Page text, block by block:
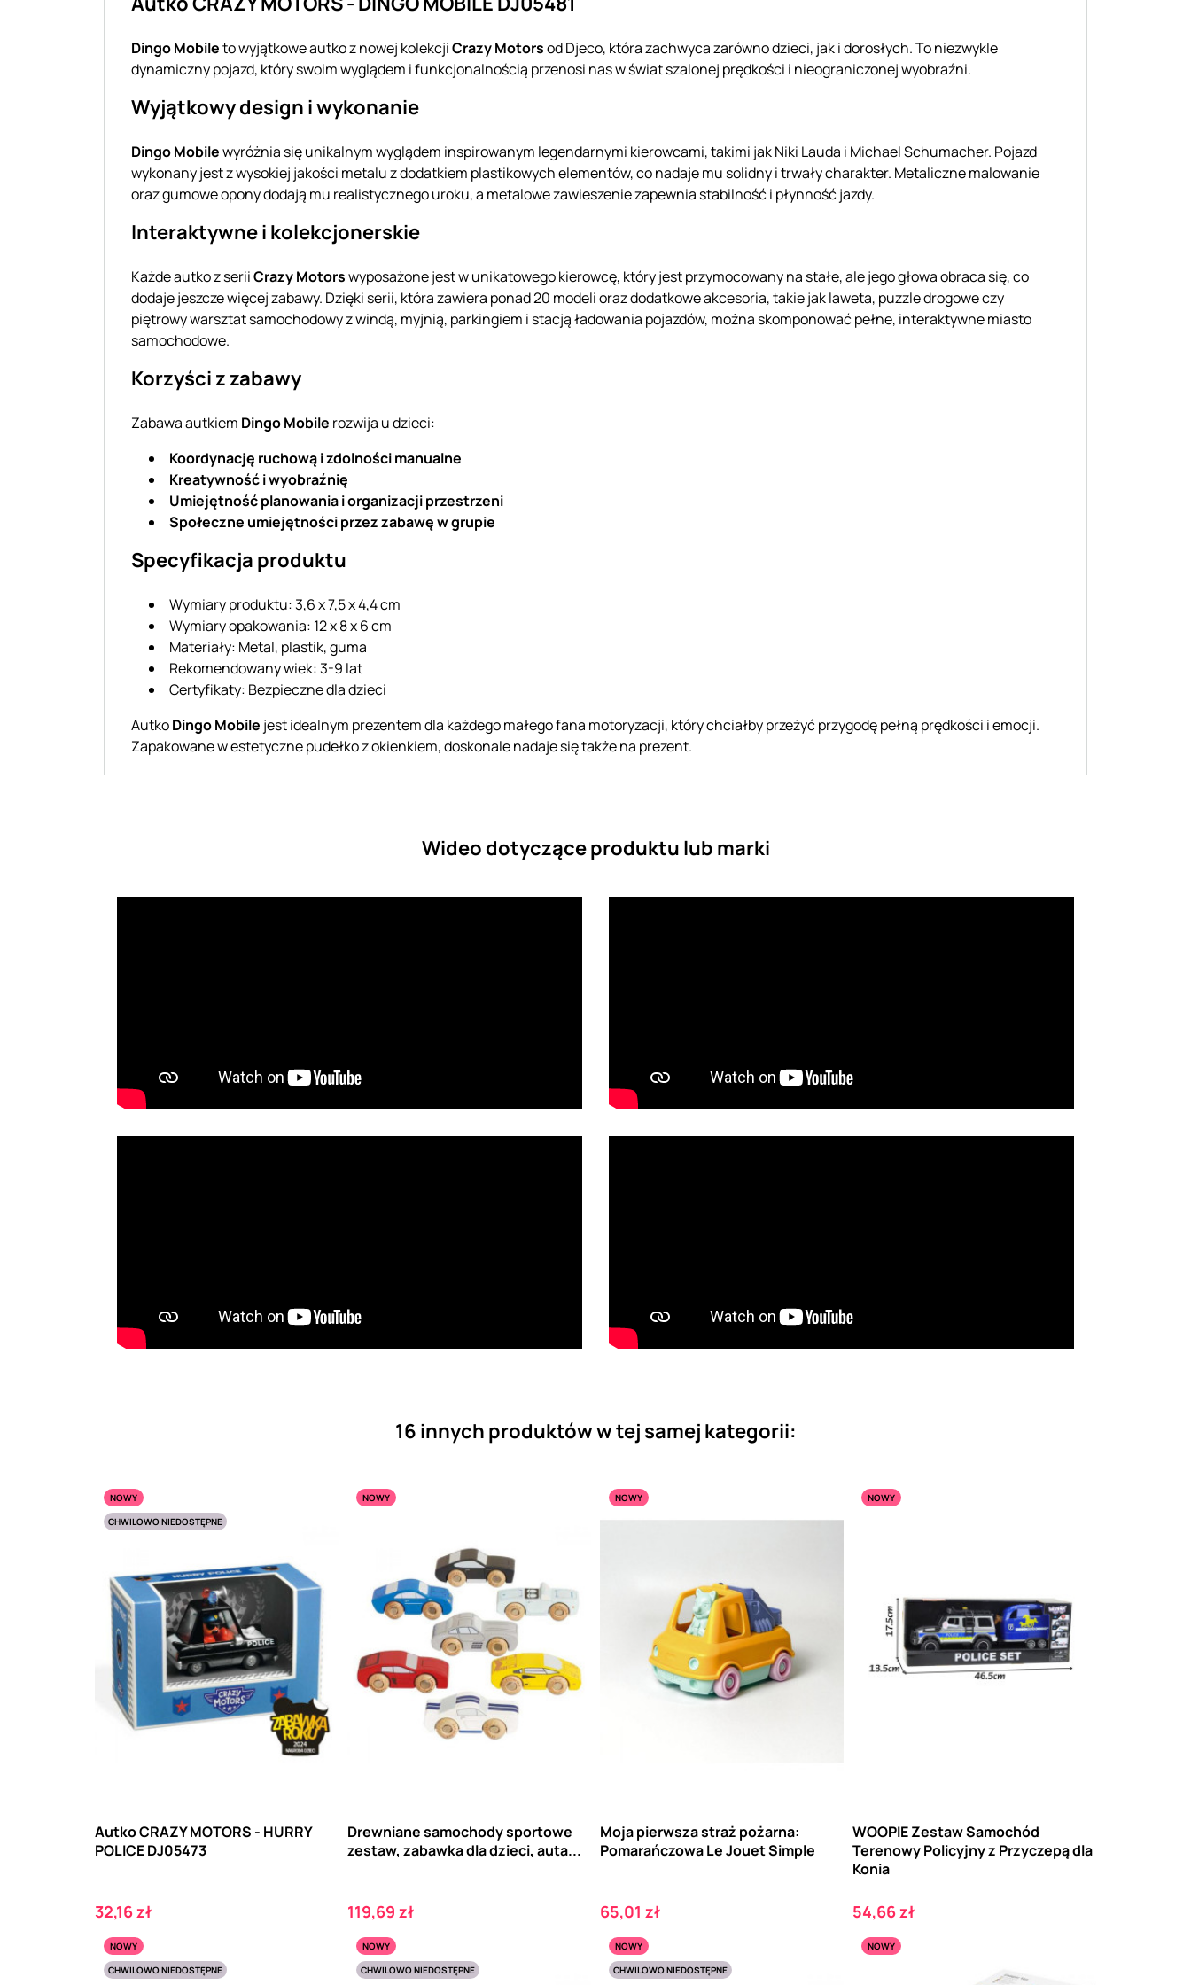
Dingo Mobileto wyjątkowe autko z nowej kolekcjiCrazy Motorsod Djeco, która zachwyca zarówno dzieci, jak i dorosłych. To niezwykle
dynamiczny pojazd, który swoim wyglądem i funkcjonalnością przenosi nas w świat szalonej prędkości i nieograniczonej wyobraźni.
Wyjątkowy design i wykonanie
Dingo Mobilewyróżnia się unikalnym wyglądem inspirowanym legendarnymi kierowcami, takimi jak Niki Lauda i Michael Schumacher. Pojazd
wykonany jest z wysokiej jakości metalu z dodatkiem plastikowych elementów, co nadaje mu solidny i trwały charakter. Metaliczne malowanie
oraz gumowe opony dodają mu realistycznego uroku, a metalowe zawieszenie zapewnia stabilność i płynność jazdy.
Interaktywne i kolekcjonerskie
Każde autko z seriiCrazy Motorswyposażone jest w unikatowego kierowcę, który jest przymocowany na stałe, ale jego głowa obraca się, co
dodaje jeszcze więcej zabawy. Dzięki serii, która zawiera ponad 20 modeli oraz dodatkowe akcesoria, takie jak laweta, puzzle drogowe czy
piętrowy warsztat samochodowy z windą, myjnią, parkingiem i stacją ładowania pojazdów, można skomponować pełne, interaktywne miasto
samochodowe.
Korzyści z zabawy
Zabawa autkiem Dingo Mobile rozwija u dzieci:
Koordynację ruchową i zdolności manualne
Kreatywność i wyobraźnię
Umiejętność planowania i organizacji przestrzeni
Społeczne umiejętności przez zabawę w grupie
Specyfikacja produktu
Wymiary produktu: 3,6 x 7,5 x 4,4 cm
Wymiary opakowania: 12 x 8 x 6 cm
Materiały: Metal, plastik, guma
Rekomendowany wiek: 3-9 lat
Certyfikaty: Bezpieczne dla dzieci
AutkoDingo Mobile jest idealnym prezentem dla każdego małego fana motoryzacji, który chciałby przeżyć przygodę pełną prędkości i emocji.
Zapakowane w estetyczne pudełko z okienkiem, doskonale nadaje się także na prezent.
Wideo dotyczące produktu lub marki
16 innych produktów w tej samej kategorii:
NOWY
CHWILOWO NIEDOSTĘPNE
Autko CRAZY MOTORS - HURRY
POLICE DJ05473
Cena
32,16 zł
NOWY
Drewniane samochody sportowe
zestaw, zabawka dla dzieci, auta...
Cena
119,69 zł
NOWY
Moja pierwsza straż pożarna:
Pomarańczowa Le Jouet Simple
Cena
65,01 zł
NOWY
WOOPIE Zestaw Samochód
Terenowy Policyjny z Przyczepą dla
Konia
Cena
54,66 zł
NOWY
CHWILOWO NIEDOSTĘPNE
NOWY
CHWILOWO NIEDOSTĘPNE
NOWY
CHWILOWO NIEDOSTĘPNE
NOWY